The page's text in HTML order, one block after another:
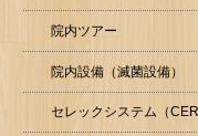
院内ツアー
院内設備（滅菌設備）
セレックシステム（